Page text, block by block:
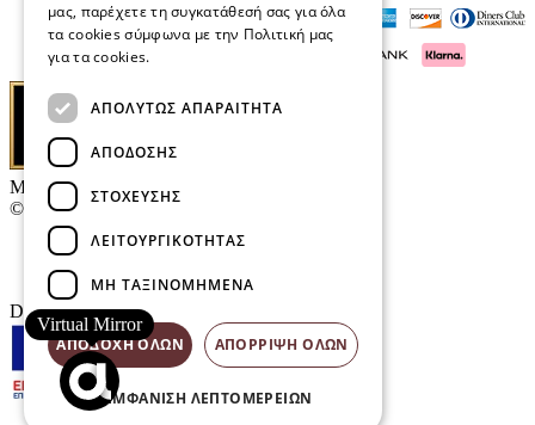
Μαρκάκης Οπτικά
© 2026
Επικοινωνία
E-Volution Awards
Designed & developed by
Virtual Mirror
μας, παρέχετε τη συγκατάθεσή σας για όλα
τα cookies σύμφωνα με την Πολιτική μας
για τα cookies.
ΑΠΟΛΎΤΩΣ ΑΠΑΡΑΊΤΗΤΑ
ΑΠΌΔΟΣΗΣ
ΣΤΌΧΕΥΣΗΣ
ΛΕΙΤΟΥΡΓΙΚΌΤΗΤΑΣ
ΜΗ ΤΑΞΙΝΟΜΗΜΈΝΑ
ΑΠΟΔΟΧΉ ΌΛΩΝ ΑΠΌΡΡΙΨΗ ΌΛΩΝ
ΕΜΦΆΝΙΣΗ ΛΕΠΤΟΜΕΡΕΙΏΝ